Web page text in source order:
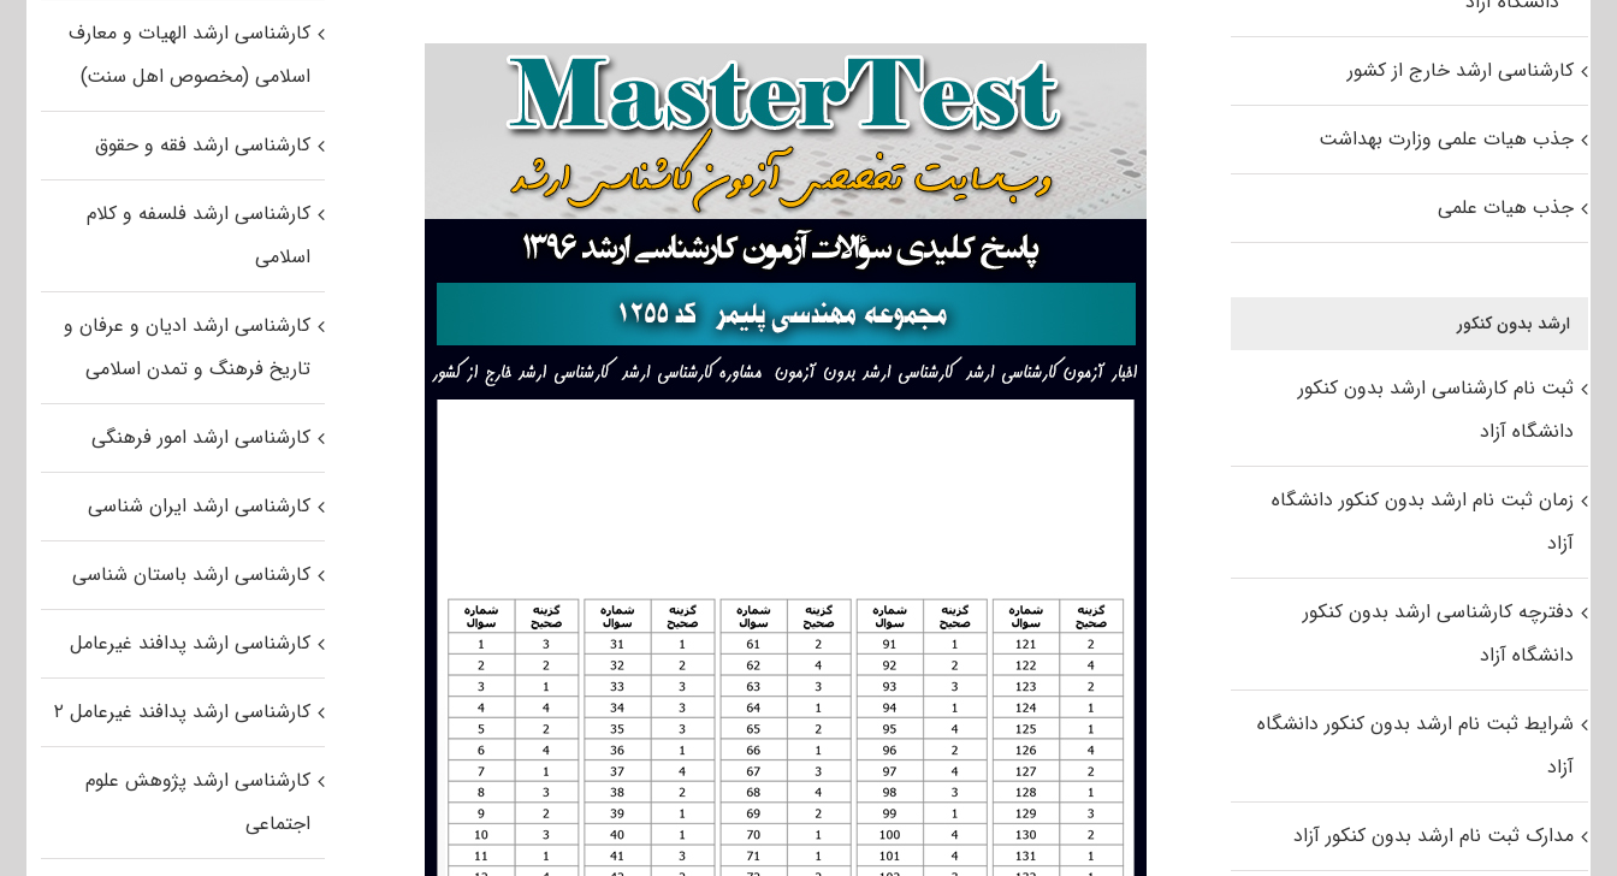
کارشناسی ارشد الهیات و معارف
اسلامی (مخصوص اهل سنت)
کارشناسی ارشد فقه و حقوق
کارشناسی ارشد فلسفه و کلام
اسلامی
کارشناسی ارشد ادیان و عرفان و
تاریخ فرهنگ و تمدن اسلامی
کارشناسی ارشد امور فرهنگی
کارشناسی ارشد ایران شناسی
کارشناسی ارشد باستان شناسی
کارشناسی ارشد پدافند غیرعامل
کارشناسی ارشد پدافند غیرعامل ۲
کارشناسی ارشد پژوهش علوم
اجتماعی
کارشناسی ارشد خارج از کشور
جذب هیات علمی وزارت بهداشت
جذب هیات علمی
ارشد بدون کنکور
ثبت نام کارشناسی ارشد بدون کنکور
دانشگاه آزاد
زمان ثبت نام ارشد بدون کنکور دانشگاه
آزاد
دفترچه کارشناسی ارشد بدون کنکور
دانشگاه آزاد
شرایط ثبت نام ارشد بدون کنکور دانشگاه
آزاد
مدارک ثبت نام ارشد بدون کنکور آزاد